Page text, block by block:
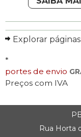
Explorar
*
portes de envio
Preços com IVA
Rua Horta